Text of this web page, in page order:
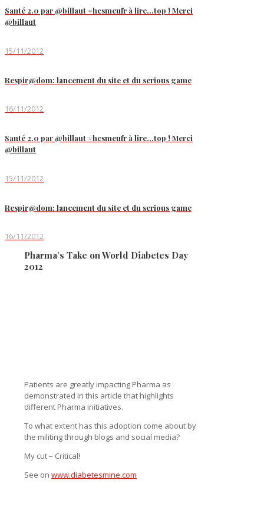
Santé 2.0 par @billaut #hcsmeufr à lire…top ! Merci
@billaut
15/11/2012
Respir@dom: lancement du site et du serious game
16/11/2012
Santé 2.0 par @billaut #hcsmeufr à lire…top ! Merci
@billaut
15/11/2012
Respir@dom: lancement du site et du serious game
16/11/2012
Pharma’s Take on World Diabetes Day
2012
Patients are greatly impacting Pharma as
demonstrated in this article that highlights
different Pharma initiatives.
To what extent has this adoption come about by
the militing through blogs and social media?
My cut – Critical!
See on www.diabetesmine.com